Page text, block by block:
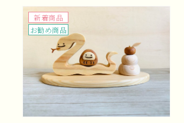
新着商品
お勧め商品